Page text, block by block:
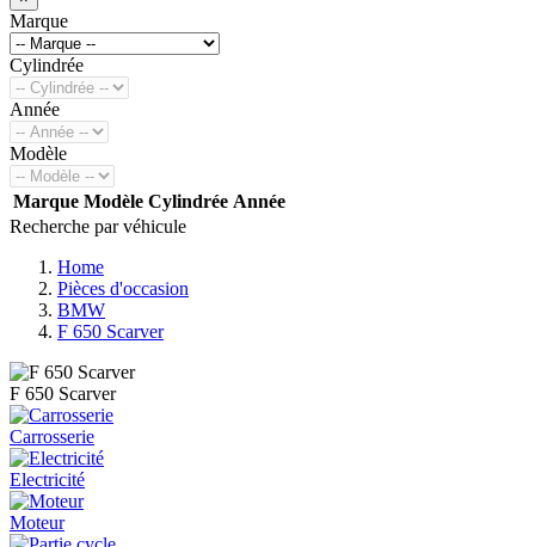
Marque
Cylindrée
Année
Modèle
Marque Modèle Cylindrée Année
Recherche par véhicule
Home
Pièces d'occasion
BMW
F 650 Scarver
F 650 Scarver
Carrosserie
Electricité
Moteur